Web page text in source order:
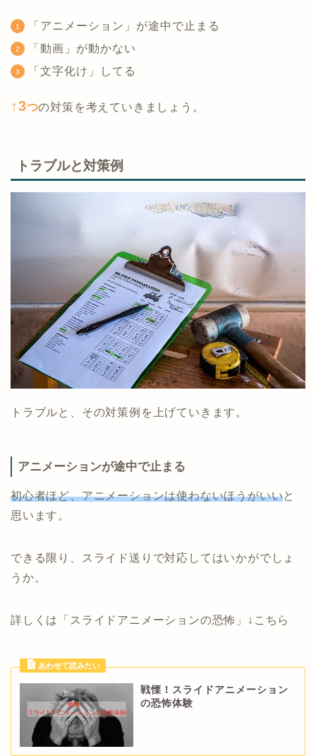
「アニメーション」が途中で止まる
「動画」が動かない
「文字化け」してる
↑3つの対策を考えていきましょう。
トラブルと対策例
トラブルと、その対策例を上げていきます。
アニメーションが途中で止まる
初心者ほど、アニメーションは使わないほうがいいと
思います。
できる限り、スライド送りで対応してはいかがでしょ
うか。
詳しくは「スライドアニメーションの恐怖」↓こちら
戦慄！スライドアニメーション
の恐怖体験